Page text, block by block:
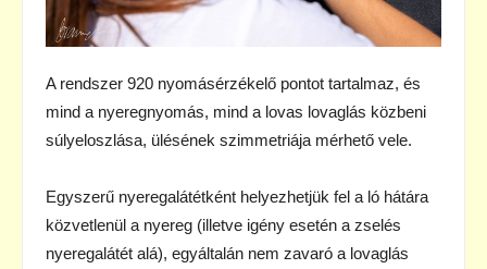
A rendszer 920 nyomásérzékelő pontot tartalmaz, és
mind a nyeregnyomás, mind a lovas lovaglás közbeni
súlyeloszlása, ülésének szimmetriája mérhető vele.
Egyszerű nyeregalátétként helyezhetjük fel a ló hátára
közvetlenül a nyereg (illetve igény esetén a zselés
nyeregalátét alá), egyáltalán nem zavaró a lovaglás